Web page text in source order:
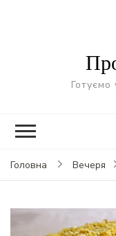
Головна Вечеря